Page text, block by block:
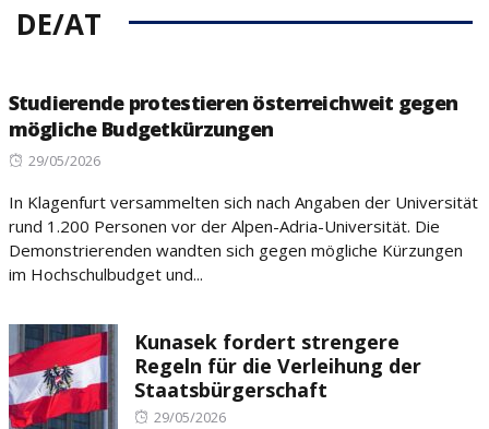
DE/AT
Studierende protestieren österreichweit gegen
mögliche Budgetkürzungen
Posted
29/05/2026
In Klagenfurt versammelten sich nach Angaben der Universität
rund 1.200 Personen vor der Alpen-Adria-Universität. Die
Demonstrierenden wandten sich gegen mögliche Kürzungen
im Hochschulbudget und...
Kunasek fordert strengere
Regeln für die Verleihung der
Staatsbürgerschaft
Posted
29/05/2026